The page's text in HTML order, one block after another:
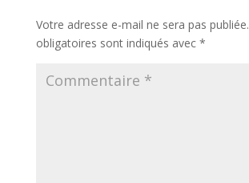
Votre adresse e-mail ne sera pas publiée.
obligatoires sont indiqués avec *